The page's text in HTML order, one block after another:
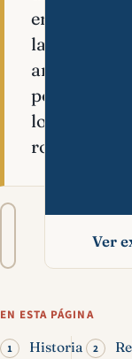
en
la
antigüedad
por
los
romanos.
Tamaño
A−
Ver
EN ESTA PÁGINA
Historia